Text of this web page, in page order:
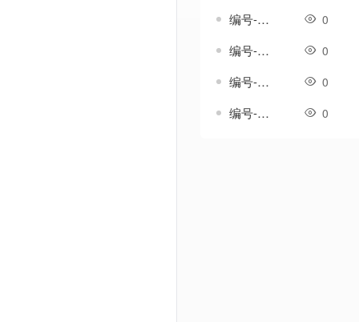
编号-雪澜套-传奇一体剑甲素材 0
编号-霄影套-传奇一体剑甲素材 0
编号-霞光温热套-传奇一体剑甲素材 0
编号-韵鸣套-传奇一体剑甲素材 0